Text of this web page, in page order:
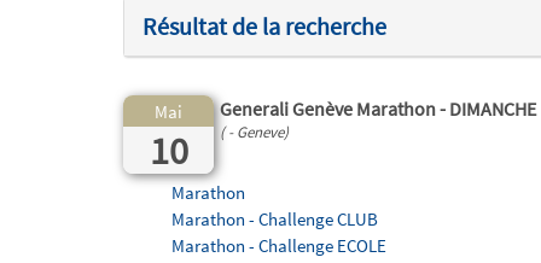
Résultat de la recherche
Mai
10
Generali Genève Marathon - DIMANCHE
( - Geneve)
Marathon
Marathon - Challenge CLUB
Marathon - Challenge ECOLE